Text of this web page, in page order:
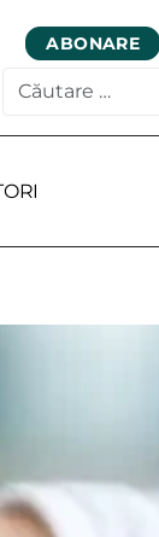
ABONARE